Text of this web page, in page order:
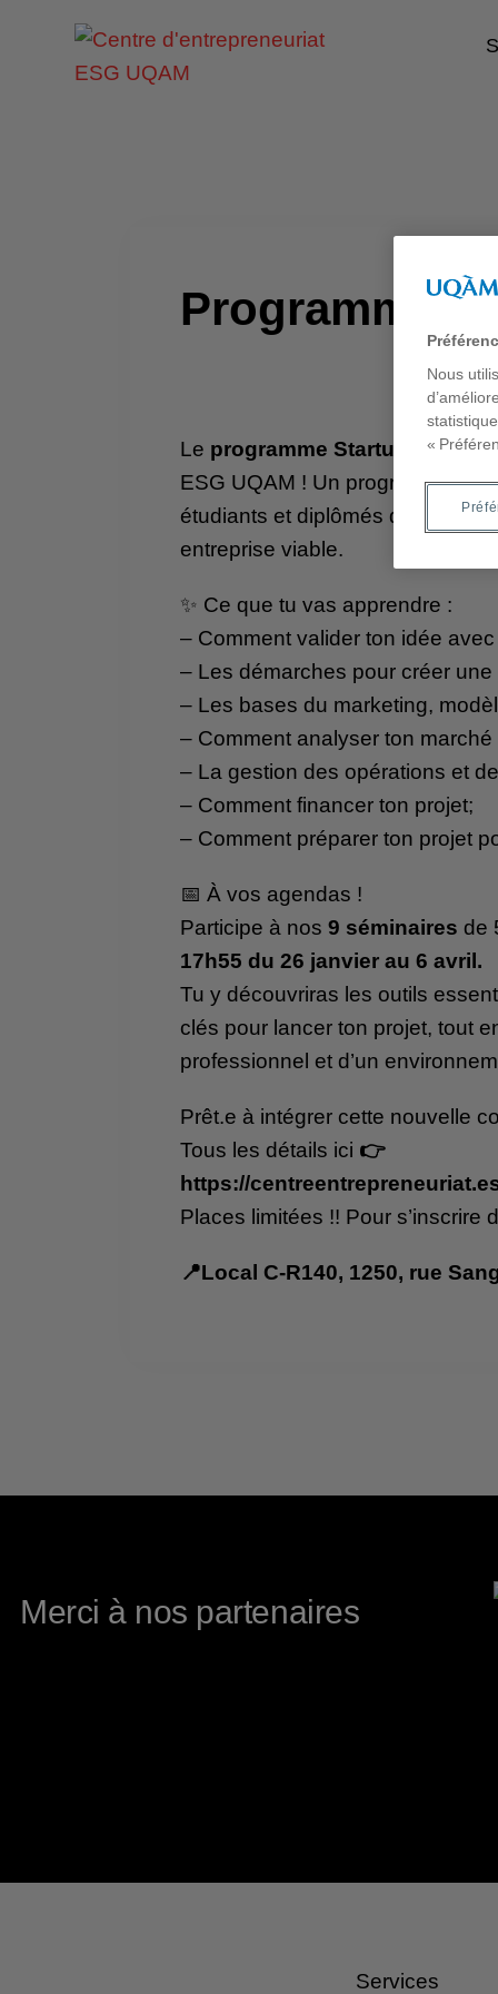
Programme
Le programme Startup 101de
ESG UQAM ! Un programme
étudiants et diplômés de
entreprise viable.
✨ Ce que tu vas apprendre :
– Comment valider ton idée
– Les démarches pour créer
– Les bases du marketing,
– Comment analyser ton
– La gestion des opérations et
– Comment financer ton projet;
– Comment préparer ton projet
📅 À vos agendas !
Participe à nos 9 séminaires de
17h55 du 26 janvier au 6 avril.
Tu y découvriras les outils
clés pour lancer ton projet, tout
professionnel et d’un
Prêt.e à intégrer cette nouvelle
Tous les détails ici 👉
https://
Places limitées !! Pour s’inscrire
📍Local C-R140, 1250, rue
Merci à nos partenaires
Services
Nous
«